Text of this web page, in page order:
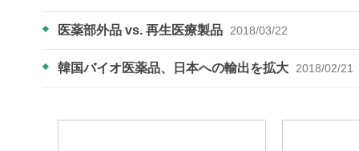
医薬部外品 vs. 再生医療製品 2018/03/22
韓国バイオ医薬品、日本への輸出を拡大 2018/02/21